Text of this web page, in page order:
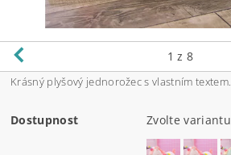
1 z 8
Krásný plyšový jednorožec s vlastním textem.
Dostupnost Zvolte variantu